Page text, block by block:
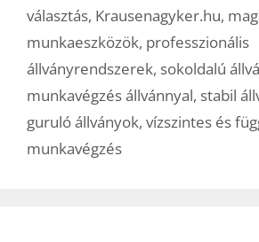
választás, Krausenagyker.hu,
munkaeszközök, professzionális
állványrendszerek, sokoldalú
munkavégzés állvánnyal, stabil
guruló állványok, vízszintes és
munkavégzés